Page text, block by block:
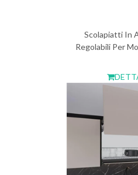
Scolapiatti In
Regolabili Per